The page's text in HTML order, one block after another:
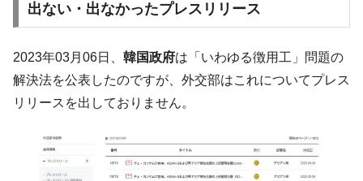
ーにウソのデータを入力したのは明白だ」
言。
『Money1』
韓国は「中国と同じく」投資に不適格な国
だ。
す」⇒「金を経由するドル入手」手段ではないのか？
『Money1』
韓国･外為取引量「1日当たり1,214.4億ド
出ない・出なかったプレスリリース
2023年03月06日、 韓国政府は「いわゆる徴用工」問題の
解決法を公表したのですが、外交部はこれについてプレス
リリースを出しておりません。